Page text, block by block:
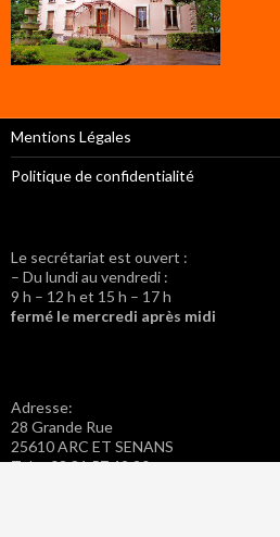
Mentions Légales
Politique de confidentialité
Le secrétariat est ouvert :
– Du lundi au vendredi :
9 h – 12 h et 15 h – 17 h
fermé le mercredi après midi
Adresse:
28 Grande Rue
25610 ARC ET SENANS
Tel. : 03 81 57 42 20